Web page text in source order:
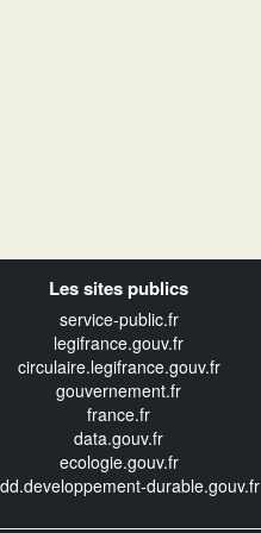
Les sites publics
service-public.fr
legifrance.gouv.fr
circulaire.legifrance.gouv.fr
gouvernement.fr
france.fr
data.gouv.fr
ecologie.gouv.fr
durable.gouv.fr